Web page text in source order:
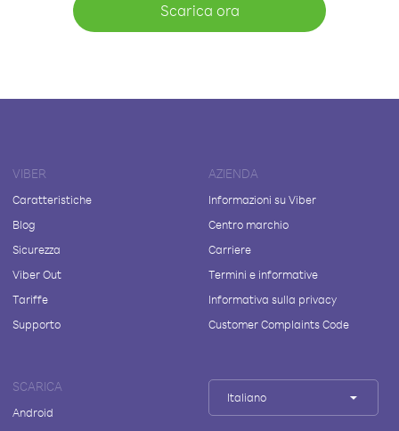
Scarica ora
VIBER
Caratteristiche
Blog
Sicurezza
Viber Out
Tariffe
Supporto
AZIENDA
Informazioni su Viber
Centro marchio
Carriere
Termini e informative
Informativa sulla privacy
Customer Complaints Code
SCARICA
Android
Italiano